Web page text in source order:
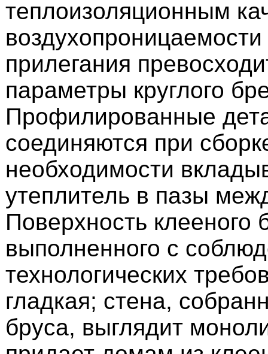
теплоизоляционным
прилегания
параметры круглого
Профилированные
соединяются при
необходимости
утеплитель в пазы
Поверхность клееного
выполненного с
технологических
гладкая; стена,
бруса, выглядит